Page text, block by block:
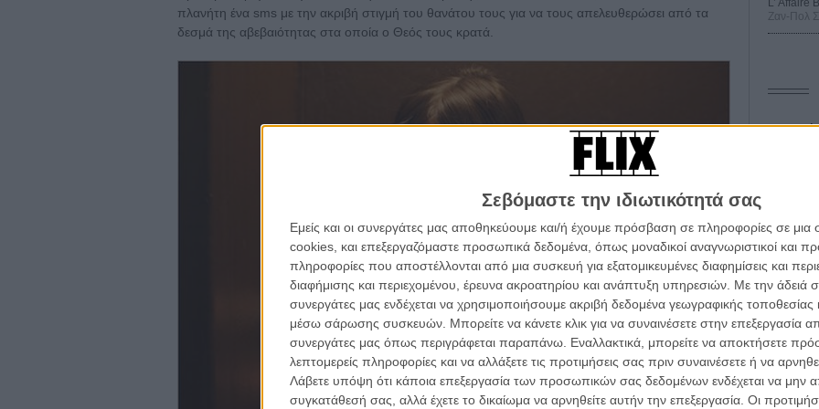
Σεβόμαστε την ιδιωτικότητά σας
Εμείς και οι συνεργάτες μας αποθηκεύουμε και/ή έχουμε πρόσβαση σε πληροφορίες σε
cookies, και επεξεργαζόμαστε προσωπικά δεδομένα, όπως μοναδικοί αναγνωριστικοί και
πληροφορίες που αποστέλλονται από μια συσκευή για εξατομικευμένες διαφημίσεις και
διαφήμισης και περιεχομένου, έρευνα ακροατηρίου και ανάπτυξη υπηρεσιών. Με την άδειά
συνεργάτες μας ενδέχεται να χρησιμοποιήσουμε ακριβή δεδομένα γεωγραφικής τοποθεσίας
μέσω σάρωσης συσκευών. Μπορείτε να κάνετε κλικ για να συναινέσετε στην επεξεργασία
συνεργάτες μας όπως περιγράφεται παραπάνω. Εναλλακτικά, μπορείτε να αποκτήσετε
λεπτομερείς πληροφορίες και να αλλάξετε τις προτιμήσεις σας πριν συναινέσετε ή να
Λάβετε υπόψη ότι κάποια επεξεργασία των προσωπικών σας δεδομένων ενδέχεται να μην
συγκατάθεσή σας, αλλά έχετε το δικαίωμα να αρνηθείτε αυτήν την επεξεργασία. Οι
πλανήτη ένα sms με την ακριβή στιγμή του θανάτου τους για να τους απελευθερώσει από τα
δεσμά της αβεβαιότητας στα οποία ο Θεός τους κρατά.
L’ Affaire
Ζαν-Πολ
Ο
10
τον
για να τα βλέπεις όλα σινεμά...
Η κινηματογραφική εβδομάδα
με τον τρόπο του flix
το newsletterτου flix, στο inbox σου